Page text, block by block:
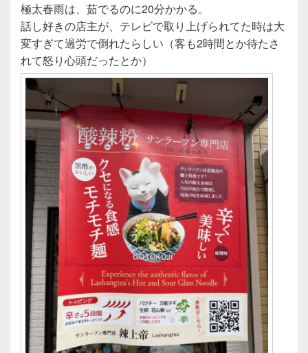
極太春雨は、茹でるのに20分かかる。
話し好きの店主が、テレビで取り上げられてた時は大
変すぎて過労で倒れたらしい（客も2時間とか待たさ
れて怒り心頭だったとか）